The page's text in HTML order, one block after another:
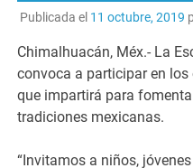
Publicada el 11 octubre, 2019
Chimalhuacán, Méx.- La
convoca a participar en
que impartirá para
tradiciones mexicanas.
“Invitamos a niños,